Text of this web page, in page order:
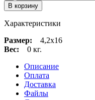
В корзину
Характеристики
Размер:
4,2х16
Вес:
0 кг.
Описание
Оплата
Доставка
Файлы